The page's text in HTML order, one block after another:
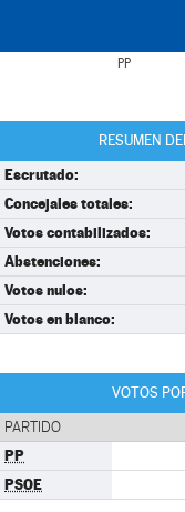
PP
RESUMEN
Escrutado:
Concejales totales:
Votos contabilizados:
Abstenciones:
Votos nulos:
Votos en blanco:
VOTOS
PARTIDO
PP
PSOE